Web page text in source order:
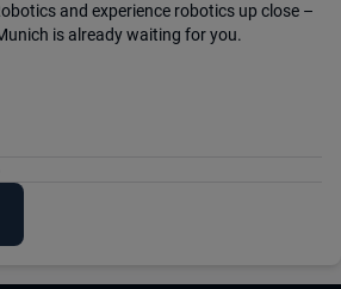
and experience robotics up close –
is already waiting for you.